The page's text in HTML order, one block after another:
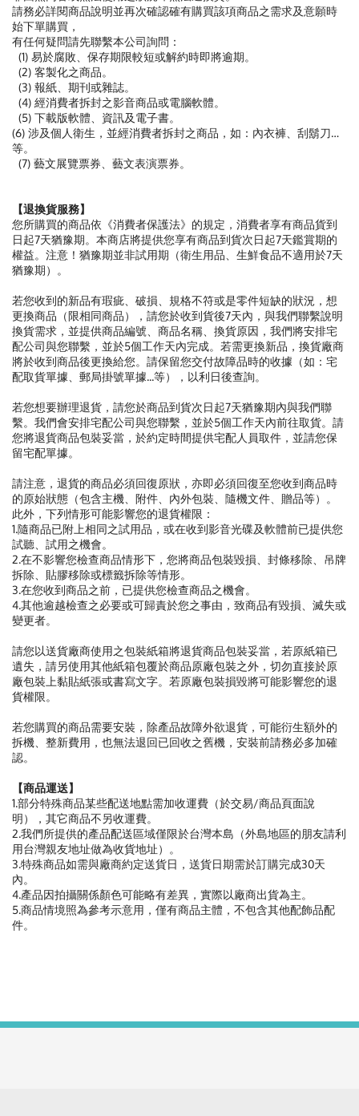
請務必詳閱商品說明並再次確認確有購買該項商品之需求及意願時
始下單購買，
有任何疑問請先聯繫本公司詢問：
(1) 易於腐敗、保存期限較短或解約時即將逾期。
(2) 客製化之商品。
(3) 報紙、期刊或雜誌。
(4) 經消費者拆封之影音商品或電腦軟體。
(5) 下載版軟體、資訊及電子書。
(6) 涉及個人衛生，並經消費者拆封之商品，如：內衣褲、刮鬍刀…
等。
(7) 藝文展覽票券、藝文表演票券。
【退換貨服務】
您所購買的商品依《消費者保護法》的規定，消費者享有商品貨到
日起7天猶豫期。本商店將提供您享有商品到貨次日起7天鑑賞期的
權益。注意！猶豫期並非試用期（衛生用品、生鮮食品不適用於7天
猶豫期）。
若您收到的新品有瑕疵、破損、規格不符或是零件短缺的狀況，想
更換商品（限相同商品），請您於收到貨後7天內，與我們聯繫說明
換貨需求，並提供商品編號、商品名稱、換貨原因，我們將安排宅
配公司與您聯繫，並於5個工作天內完成。若需更換新品，換貨廠商
將於收到商品後更換給您。請保留您交付故障品時的收據（如：宅
配取貨單據、郵局掛號單據...等），以利日後查詢。
若您想要辦理退貨，請您於商品到貨次日起7天猶豫期內與我們聯
繫。我們會安排宅配公司與您聯繫，並於5個工作天內前往取貨。請
您將退貨商品包裝妥當，於約定時間提供宅配人員取件，並請您保
留宅配單據。
請注意，退貨的商品必須回復原狀，亦即必須回復至您收到商品時
的原始狀態（包含主機、附件、內外包裝、隨機文件、贈品等）。
此外，下列情形可能影響您的退貨權限：
1.隨商品已附上相同之試用品，或在收到影音光碟及軟體前已提供您
試聽、試用之機會。
2.在不影響您檢查商品情形下，您將商品包裝毀損、封條移除、吊牌
拆除、貼膠移除或標籤拆除等情形。
3.在您收到商品之前，已提供您檢查商品之機會。
4.其他逾越檢查之必要或可歸責於您之事由，致商品有毀損、滅失或
變更者。
請您以送貨廠商使用之包裝紙箱將退貨商品包裝妥當，若原紙箱已
遺失，請另使用其他紙箱包覆於商品原廠包裝之外，切勿直接於原
廠包裝上黏貼紙張或書寫文字。若原廠包裝損毀將可能影響您的退
貨權限。
若您購買的商品需要安裝，除產品故障外欲退貨，可能衍生額外的
拆機、整新費用，也無法退回已回收之舊機，安裝前請務必多加確
認。
【商品運送】
1.部分特殊商品某些配送地點需加收運費（於交易/商品頁面說
明），其它商品不另收運費。
2.我們所提供的產品配送區域僅限於台灣本島（外島地區的朋友請利
用台灣親友地址做為收貨地址）。
3.特殊商品如需與廠商約定送貨日，送貨日期需於訂購完成30天
內。
4.產品因拍攝關係顏色可能略有差異，實際以廠商出貨為主。
5.商品情境照為參考示意用，僅有商品主體，不包含其他配飾品配
件。